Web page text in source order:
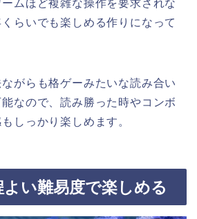
ムほど複雑な操作を要求されな
らいでも楽しめる作りになって
がらも格ゲーみたいな読み合い
なので、読み勝った時やコンボ
しっかり楽しめます。
い難易度で楽しめる